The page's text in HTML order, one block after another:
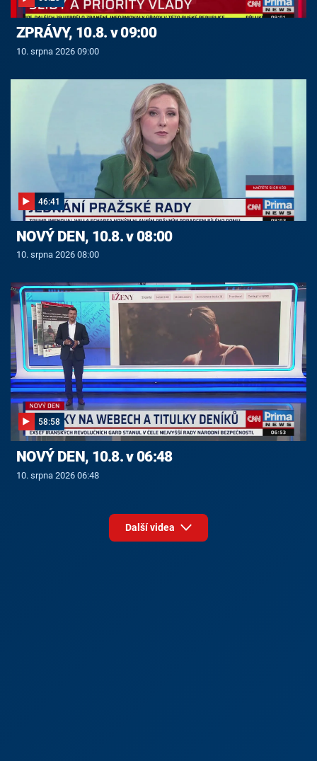
ZPRÁVY, 10.8. v 09:00
10. srpna 2026 09:00
46:41
NOVÝ DEN, 10.8. v 08:00
10. srpna 2026 08:00
58:58
NOVÝ DEN, 10.8. v 06:48
10. srpna 2026 06:48
Další videa